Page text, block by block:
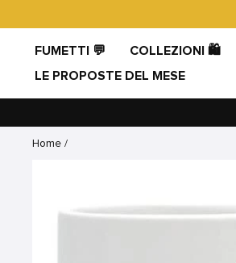
direttamente
contenuti
FUMETTI 💬 COLLEZIONI 🛍️
LE PROPOSTE DEL MESE
Home /